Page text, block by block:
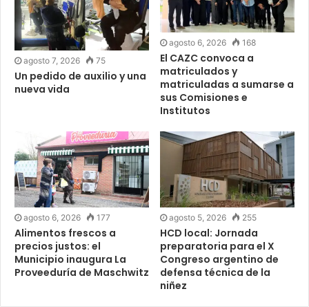
agosto 7, 2026 75
Un pedido de auxilio y una
nueva vida
agosto 6, 2026 168
El CAZC convoca a
matriculados y
matriculadas a sumarse a
sus Comisiones e
Institutos
agosto 6, 2026 177
Alimentos frescos a
precios justos: el
Municipio inaugura La
Proveeduría de Maschwitz
agosto 5, 2026 255
HCD local: Jornada
preparatoria para el X
Congreso argentino de
defensa técnica de la
niñez